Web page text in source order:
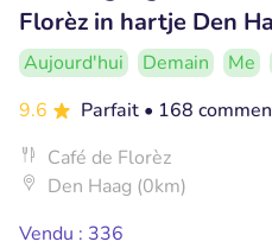
Florèz in hartje Den
Aujourd'hui Demain Me
9.6
Parfait • 168
Café de Florèz
Den Haag (0km)
Vendu : 336